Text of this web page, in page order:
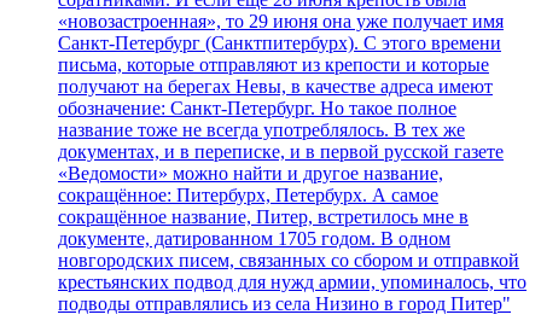
«новозастроенная», то 29 июня она уже получает имя
Санкт-Петербург (Санктпитербурх). С этого времени
письма, которые отправляют из крепости и которые
получают на берегах Невы, в качестве адреса имеют
обозначение: Санкт-Петербург. Но такое полное
название тоже не всегда употреблялось. В тех же
документах, и в переписке, и в первой русской газете
«Ведомости» можно найти и другое название,
сокращённое: Питербурх, Петербурх. А самое
сокращённое название, Питер, встретилось мне в
документе, датированном 1705 годом. В одном
новгородских писем, связанных со сбором и отправкой
крестьянских подвод для нужд армии, упоминалось, что
подводы отправлялись из села Низино в город Питер"